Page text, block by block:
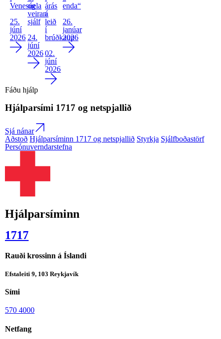
Venesúela
25.
júní
2026
og
veiran
sjálf
24.
júní
2026
árás
á
leið
í
brúðkaup
02.
júní
2026
enda“
26.
janúar
2026
Fáðu hjálp
Hjálparsími 1717 og netspjallið
Sjá nánar
Aðstoð Hjálparsíminn 1717 og netspjallið Styrkja Sjálfboðastörf
Persónuverndarstefna
Hjálparsíminn
1717
Rauði krossinn á Íslandi
Efstaleiti 9, 103 Reykjavík
Sími
570 4000
Netfang